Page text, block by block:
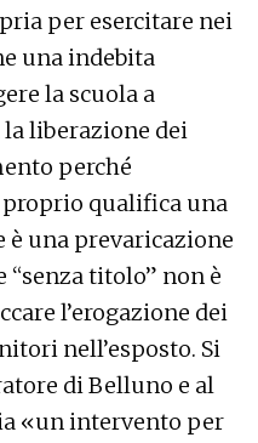
per esercitare nei
una indebita
la scuola a
la liberazione dei
perché
qualifica una
è una prevaricazione
“senza titolo” non è
l’erogazione dei
nell’esposto. Si
di Belluno e al
«un intervento per